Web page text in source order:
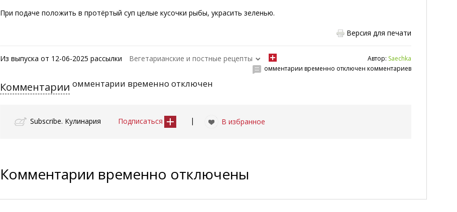
При подаче положить в протёртый суп целые кусочки рыбы, украсить зеленью.
Версия для печати
Из выпуска от 12-06-2025 рассылки Вегетарианские и постные рецепты Автор: Saechka
омментарии временно отключен комментариев
Комментарии омментарии временно отключен
Subscribe. Кулинария Подписаться | В избранное
Комментарии временно отключены